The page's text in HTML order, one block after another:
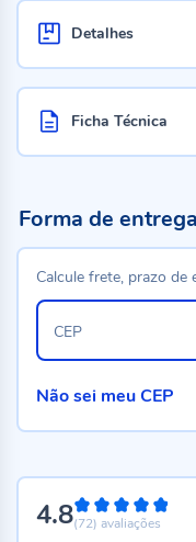
Detalhes
Ficha Técnica
4.896%
(72) avaliações
Forma de entrega
Calcule frete, prazo de
CEP
Não sei meu CEP